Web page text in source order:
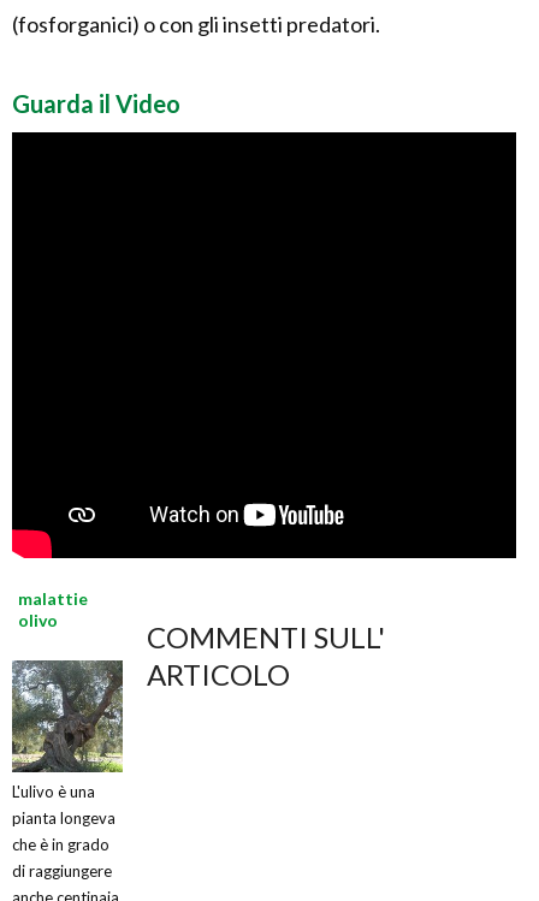
(fosforganici) o con gli insetti predatori.
Guarda il Video
malattie
olivo
L'ulivo è una
pianta longeva
che è in grado
di raggiungere
anche centinaia
COMMENTI SULL'
ARTICOLO